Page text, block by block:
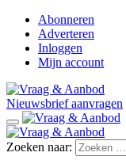
Abonneren
Adverteren
Inloggen
Mijn account
Nieuwsbrief aanvragen
Zoeken naar: